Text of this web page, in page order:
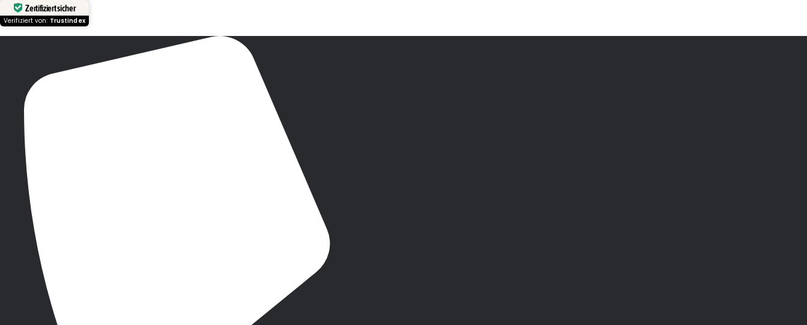
Zertifiziert sicher
Verifiziert von: Trustindex